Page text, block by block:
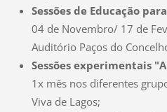
Sessões de Educação
04 de Novembro/ 17 de
Auditório Paços do
Sessões experimentais
1x mês nos diferentes
Viva de Lagos;